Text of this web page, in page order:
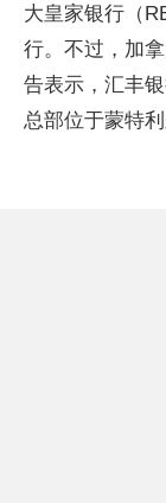
大皇家银行（
行。不过，加
告表示，汇丰
总部位于蒙特